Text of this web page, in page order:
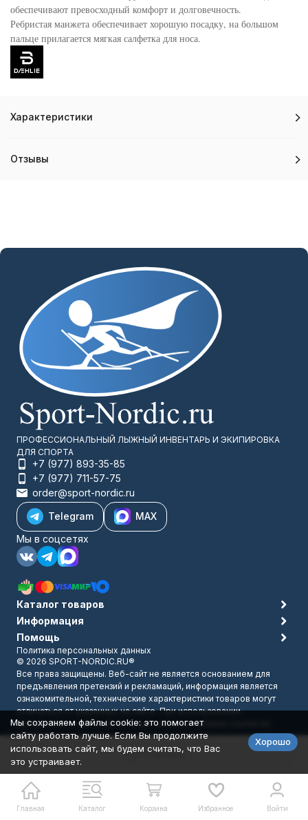
В корзину
обеспечивают превосходный комфорт и долговечность.
Ребристая манжета обеспечивает хорошую посадку, на большом
пальце прилагается мягкая салфетка для носа.
Характеристики
Отзывы
Главная Каталог Корзина Избранное Войти
ПРОФЕССИОНАЛЬНЫЙ ЛЫЖНЫЙ ИНВЕНТАРЬ И ЭКИПИРОВКА
ДЛЯ СПОРТА
+7 (977) 893-35-85
+7 (977) 711-57-75
order@sport-nordic.ru
Telegram
MAX
Мы в соцсетях
Каталог товаров
Информация
Помощь
Политика персональных данных
© 2026 SPORT-NORDIC.RU®
Все права защищены. Веб-сайт не является основанием для
предъявления претензий и рекламаций, информация является
ознакомительной, технические характеристики товаров могут
отличаться от указанных на сайте. При использовании
материалов с сайта обязательно указание прямой ссылки на
источник.
Разработано вbodysite.ru
Мы сохраняем файлы cookie: это помогает
сайту работать лучше. Если Вы продолжите
использовать сайт, мы будем считать, что Вас
это устраивает.
Хорошо